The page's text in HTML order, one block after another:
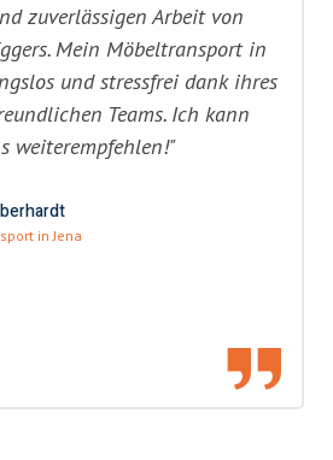
zuverlässigen Arbeit von
Mein Möbeltransport in
und stressfrei dank ihres
Teams. Ich kann
weiterempfehlen!"
in Jena